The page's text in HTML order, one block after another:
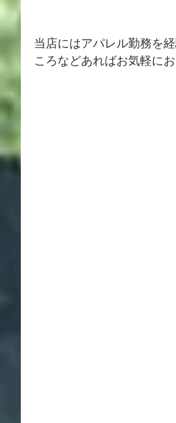
当店にはアパレル勤務を
ころなどあればお気軽に